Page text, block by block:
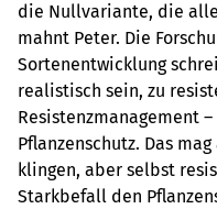
die Nullvariante, die
mahnt Peter. Die
Sortenentwicklung
realistisch sein, zu
Resistenzmanagement
Pflanzenschutz. Das
klingen, aber selbst
Starkbefall den